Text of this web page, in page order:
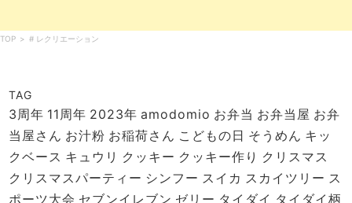
TOP > # レクリエーション
TAG
3周年 11周年 2023年 amodomio お弁当 お弁当屋 お弁
当屋さん お汁粉 お稲荷さん こどもの日 そうめん キッ
クベース キュウリ クッキー クッキー作り クリスマス
クリスマスパーティー シンフー スイカ スカイツリー ス
ポーツ大会 セブンイレブン ゼリー タイダイ タイダイ柄